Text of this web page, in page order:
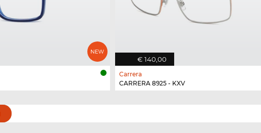
€ 140,00
Carrera
CARRERA 8925 - KXV